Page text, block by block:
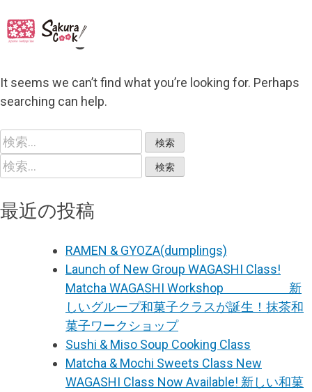
Nothing Found
It seems we can’t find what you’re looking for. Perhaps
searching can help.
検
索:
検
索:
最近の投稿
RAMEN & GYOZA(dumplings)
Launch of New Group WAGASHI Class!
Matcha WAGASHI Workshop 新
しいグループ和菓子クラスが誕生！抹茶和
菓子ワークショップ
Sushi & Miso Soup Cooking Class
Matcha & Mochi Sweets Class New
WAGASHI Class Now Available! 新しい和菓